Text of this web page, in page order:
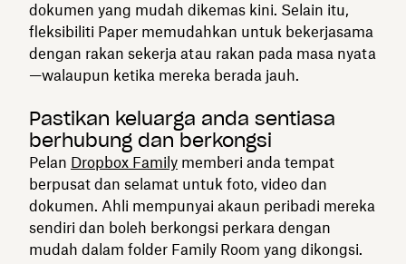
dokumen yang mudah dikemas kini. Selain itu,
fleksibiliti Paper memudahkan untuk bekerjasama
dengan rakan sekerja atau rakan pada masa nyata
—walaupun ketika mereka berada jauh.
Pastikan keluarga anda sentiasa
berhubung dan berkongsi
Pelan Dropbox Family memberi anda tempat
berpusat dan selamat untuk foto, video dan
dokumen. Ahli mempunyai akaun peribadi mereka
sendiri dan boleh berkongsi perkara dengan
mudah dalam folder Family Room yang dikongsi.